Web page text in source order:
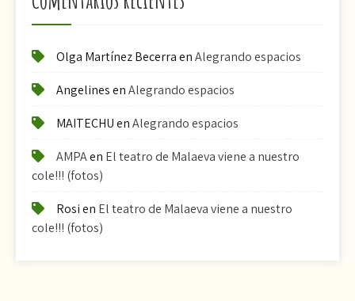
Olga Martínez BecerraenAlegrando espacios
AngelinesenAlegrando espacios
MAITECHUenAlegrando espacios
AMPAen El teatro de Malaeva viene a nuestro
cole!!! (fotos)
Rosien El teatro de Malaeva viene a nuestro
cole!!! (fotos)